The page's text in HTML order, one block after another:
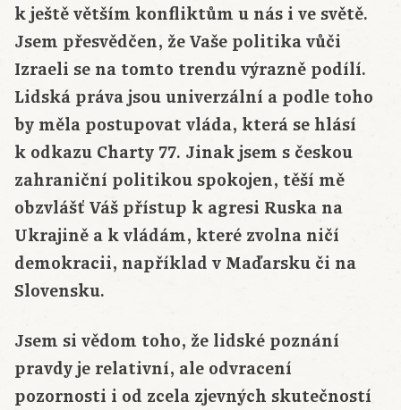
k ještě větším konfliktům u nás i ve světě.
Jsem přesvědčen, že Vaše politika vůči
Izraeli se na tomto trendu výrazně podílí.
Lidská práva jsou univerzální a podle toho
by měla postupovat vláda, která se hlásí
k odkazu Charty 77. Jinak jsem s českou
zahraniční politikou spokojen, těší mě
obzvlášť Váš přístup k agresi Ruska na
Ukrajině a k vládám, které zvolna ničí
demokracii, například v Maďarsku či na
Slovensku.
Jsem si vědom toho, že lidské poznání
pravdy je relativní, ale odvracení
pozornosti i od zcela zjevných skutečností